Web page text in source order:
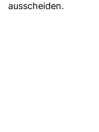
ausscheiden.